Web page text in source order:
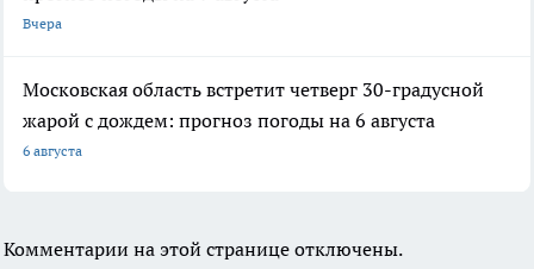
Вчера
Московская область встретит четверг 30-градусной
жарой с дождем: прогноз погоды на 6 августа
6 августа
Комментарии на этой странице отключены.